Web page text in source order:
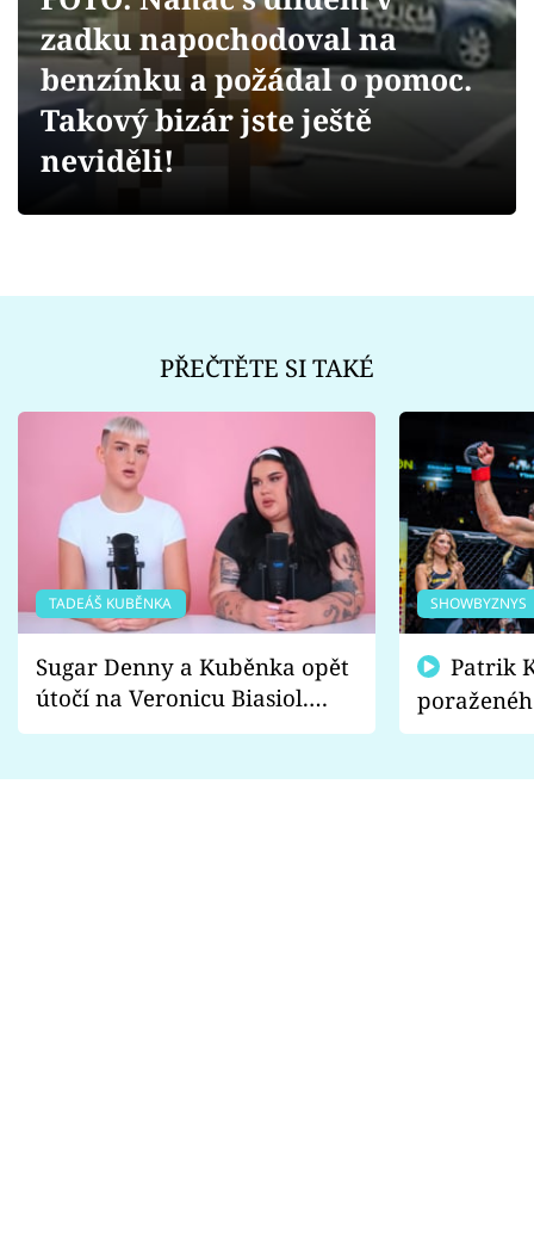
Videa
Sledujte prima+
zadku napochodoval na
benzínku a požádal o pomoc.
Takový bizár jste ještě
neviděli!
PŘEČTĚTE SI TAKÉ
TADEÁŠ KUBĚNKA
Sugar Denny a Kuběnka opět
útočí na Veronicu Biasiol.
Proč je podle nich falešná a
SHOWBYZNYS
fanoušci